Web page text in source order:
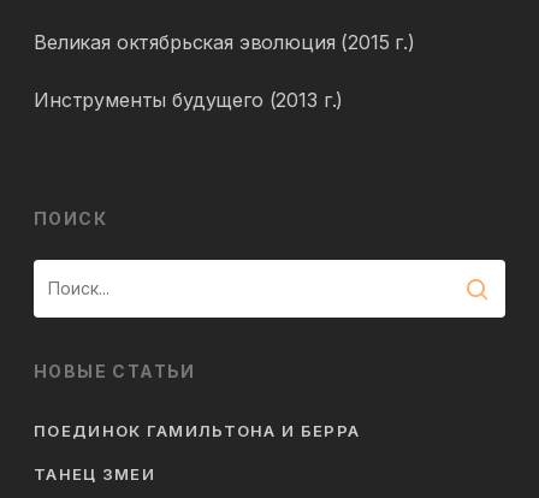
Великая октябрьская эволюция (2015 г.)
Инструменты будущего (2013 г.)
ПОИСК
НОВЫЕ СТАТЬИ
ПОЕДИНОК ГАМИЛЬТОНА И БЕРРА
ТАНЕЦ ЗМЕИ